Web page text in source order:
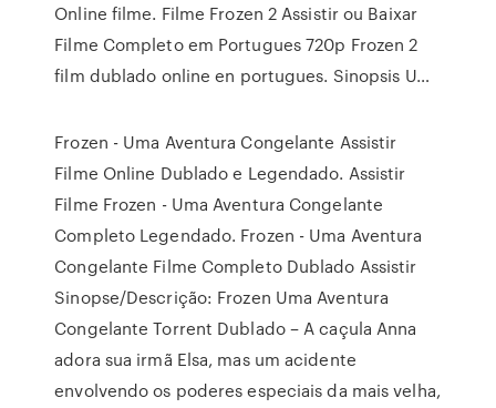
Online filme. Filme Frozen 2 Assistir ou Baixar
Filme Completo em Portugues 720p Frozen 2
film dublado online en portugues. Sinopsis U…
Frozen - Uma Aventura Congelante Assistir
Filme Online Dublado e Legendado. Assistir
Filme Frozen - Uma Aventura Congelante
Completo Legendado. Frozen - Uma Aventura
Congelante Filme Completo Dublado Assistir
Sinopse/Descrição: Frozen Uma Aventura
Congelante Torrent Dublado – A caçula Anna
adora sua irmã Elsa, mas um acidente
envolvendo os poderes especiais da mais velha,